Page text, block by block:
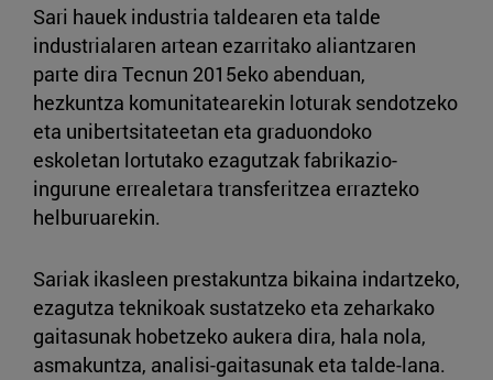
Sari hauek industria taldearen eta talde
industrialaren artean ezarritako aliantzaren
parte dira Tecnun 2015eko abenduan,
hezkuntza komunitatearekin loturak sendotzeko
eta unibertsitateetan eta graduondoko
eskoletan lortutako ezagutzak fabrikazio-
ingurune errealetara transferitzea errazteko
helburuarekin.
Sariak ikasleen prestakuntza bikaina indartzeko,
ezagutza teknikoak sustatzeko eta zeharkako
gaitasunak hobetzeko aukera dira, hala nola,
asmakuntza, analisi-gaitasunak eta talde-lana.